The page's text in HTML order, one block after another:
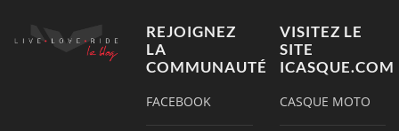
REJOIGNEZ
LA
COMMUNAUTÉ
FACEBOOK
VISITEZ LE
SITE
ICASQUE.COM
CASQUE MOTO